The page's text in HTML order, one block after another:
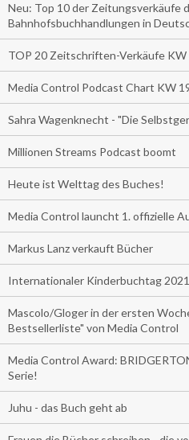
Neu: Top 10 der Zeitungsverkäufe
Bahnhofsbuchhandlungen in
TOP 20 Zeitschriften-Verkäufe KW
Media Control Podcast Chart KW
Sahra Wagenknecht - "Die
Millionen Streams Podcast boomt
Heute ist Welttag des Buches!
Media Control launcht 1. offizielle
Markus Lanz verkauft Bücher
Internationaler Kinderbuchtag
Mascolo/Gloger in der ersten
Bestsellerliste" von Media Control
Media Control Award:
Serie!
Juhu - das Buch geht ab